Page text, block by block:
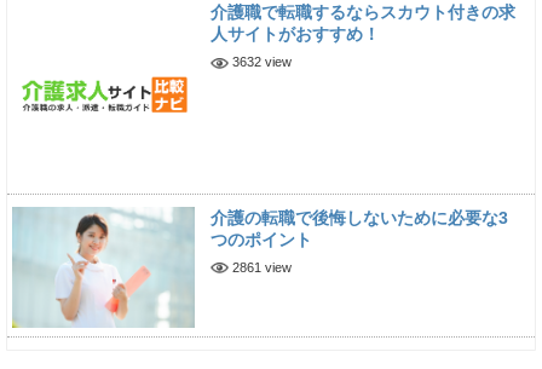
介護職で転職するならスカウト付きの求
人サイトがおすすめ！
3632 view
介護の転職で後悔しないために必要な3
つのポイント
2861 view